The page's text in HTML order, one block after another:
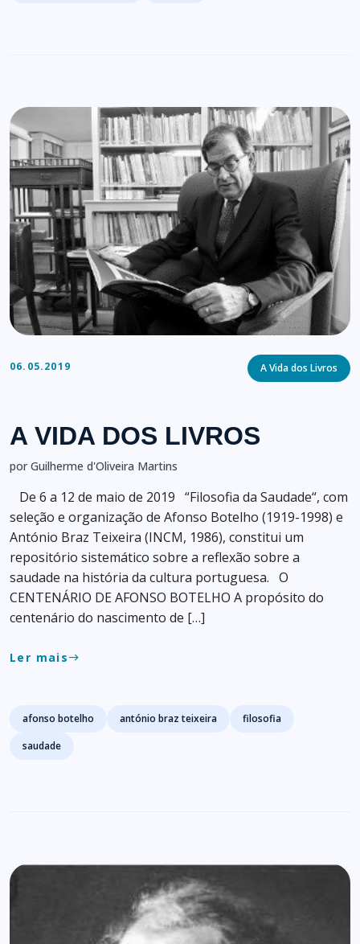
06.05.2019 Categories
A Vida dos Livros
A VIDA DOS LIVROS
por Guilherme d'Oliveira Martins
De 6 a 12 de maio de 2019 “Filosofia da Saudade“, com
seleção e organização de Afonso Botelho (1919-1998) e
António Braz Teixeira (INCM, 1986), constitui um
repositório sistemático sobre a reflexão sobre a
saudade na história da cultura portuguesa. O
CENTENÁRIO DE AFONSO BOTELHO A propósito do
centenário do nascimento de […]
Ler maiseast
Tags
afonso botelho antónio braz teixeira
filosofia
saudade